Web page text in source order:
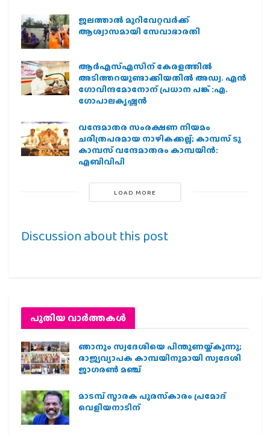
ജലത്താല്‍ മുറിവേറ്റവര്‍ക്ക്
ആശ്വാസമായി സേവാഭാരതി
ആര്‍എസ്എസിന് കേരളത്തില്‍
അടിത്തറയുണ്ടാക്കിയതില്‍ അഡ്വ. എന്‍
ഗോവിന്ദമോനോന് പ്രധാന പങ്ക് :എ.
ഗോപാലകൃഷ്ണന്‍
വന്ദേമാതര സംരക്ഷണ നിയമം
ചരിത്രപരമായ നാഴികക്കല്ല്; കാമ്പസ് ടു
കാമ്പസ് വന്ദേമാതരം കാമ്പയിന്‍:
എബിവിപി
LOAD MORE
Discussion about this post
പുതിയ വാര്‍ത്തകള്‍
ഞാനും സ്വദേശിയെ പിന്തുണയ്ക്കുന്നു;
രാജ്യവ്യാപക കാമ്പയിനുമായി സ്വദേശി
ജാഗരണ്‍ മഞ്ച്
മാടമ്പ് സ്മാരക പുരസ്‌കാരം പ്രമോദ്
വെളിയനാടിന്